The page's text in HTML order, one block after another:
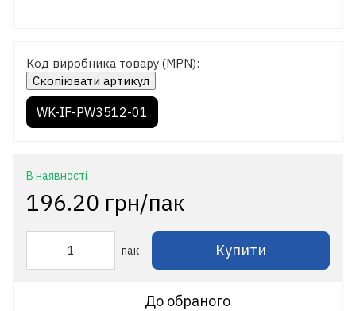
Код виробника товару (MPN):
Скопіювати артикул
WK-IF-PW3512-01
В наявності
196.20 грн/пак
пак Купити
До обраного